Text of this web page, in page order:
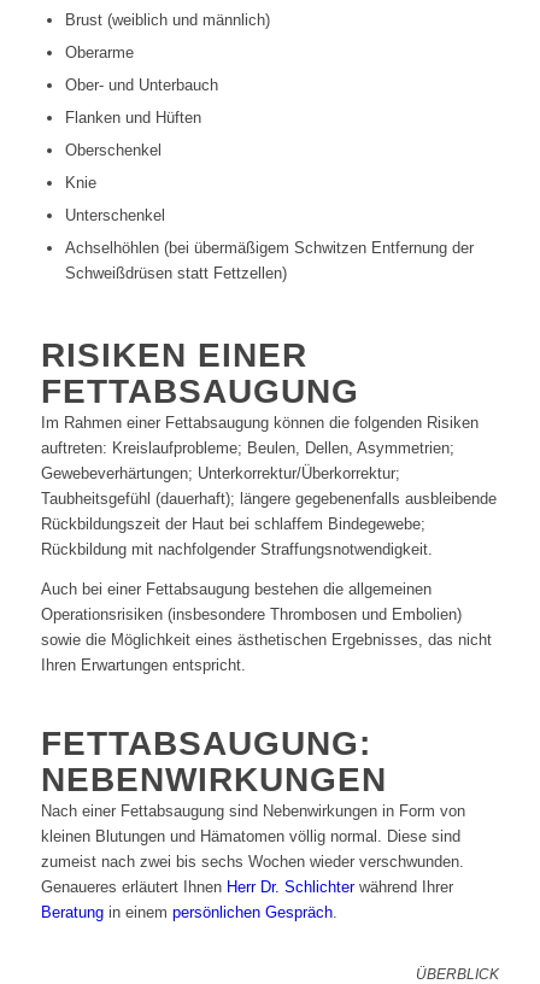
Brust (weiblich und männlich)
Oberarme
Ober- und Unterbauch
Flanken und Hüften
Oberschenkel
Knie
Unterschenkel
Achselhöhlen (bei übermäßigem Schwitzen Entfernung der
Schweißdrüsen statt Fettzellen)
RISIKEN EINER
FETTABSAUGUNG
Im Rahmen einer Fettabsaugung können die folgenden Risiken
auftreten: Kreislaufprobleme; Beulen, Dellen, Asymmetrien;
Gewebeverhärtungen; Unterkorrektur/Überkorrektur;
Taubheitsgefühl (dauerhaft); längere gegebenenfalls ausbleibende
Rückbildungszeit der Haut bei schlaffem Bindegewebe;
Rückbildung mit nachfolgender Straffungsnotwendigkeit.
Auch bei einer Fettabsaugung bestehen die allgemeinen
Operationsrisiken (insbesondere Thrombosen und Embolien)
sowie die Möglichkeit eines ästhetischen Ergebnisses, das nicht
Ihren Erwartungen entspricht.
FETTABSAUGUNG:
NEBENWIRKUNGEN
Nach einer Fettabsaugung sind Nebenwirkungen in Form von
kleinen Blutungen und Hämatomen völlig normal. Diese sind
zumeist nach zwei bis sechs Wochen wieder verschwunden.
Genaueres erläutert Ihnen Herr Dr. Schlichterwährend Ihrer
Beratungin einem persönlichen Gespräch.
ÜBERBLICK